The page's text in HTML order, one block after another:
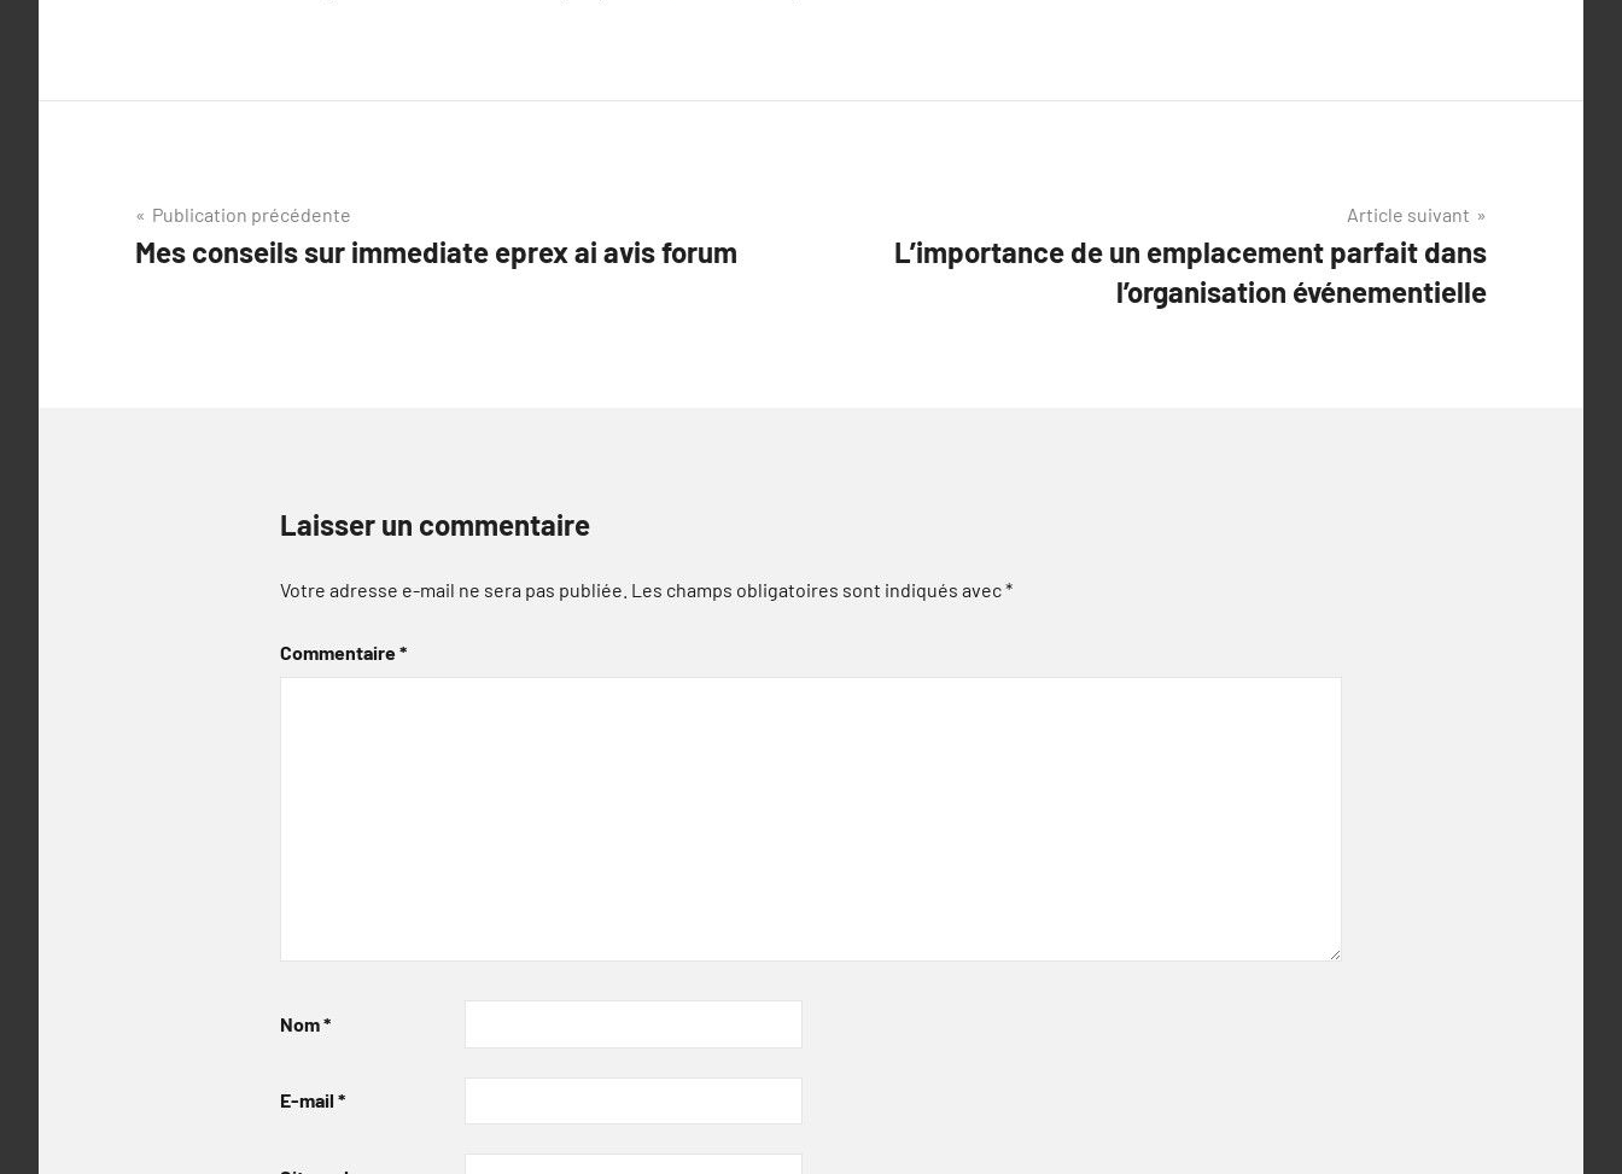
Navigation
de
Publication précédente
Mes conseils sur immediate eprex ai avis forum
Article suivant
L’importance de un emplacement parfait dans
l’organisation événementielle
Laisser un commentaire
Votre adresse e-mail ne sera pas publiée. Les champs obligatoires sont indiqués avec*
Commentaire*
Nom*
E-mail *